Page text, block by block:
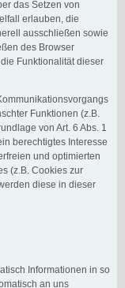
das Setzen von
erlauben, die
ausschließen sowie
des Browser
Funktionalität dieser
Funktionen (z.B.
von Art. 6 Abs. 1
berechtigtes Interesse
und optimierten
(z.B. Cookies zur
diese in dieser
Informationen in so
an uns